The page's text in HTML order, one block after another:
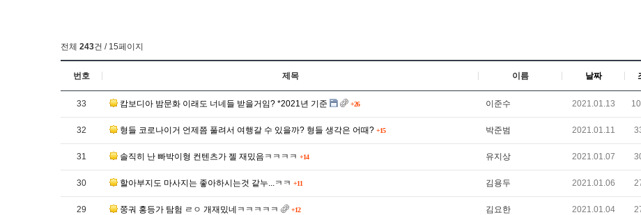
전체 243건 / 15페이지
번호 제목 이름 날짜
33 캄보디아 밤문화 이래도 너네들 받을거임? *2021년 기준 +26 이준수 2021.01.13
32 형들 코로나이거 언제쯤 풀려서 여행갈 수 있을까? 형들 생각은 어때? +15 박준범 2021.01.11
31 솔직히 난 빠박이형 컨텐츠가 젤 재밌음ㅋㅋㅋㅋ +14 유지상 2021.01.07
30 할아부지도 마사지는 좋아하시는것 같누...ㅋㅋ +11 김용두 2021.01.06
29 쭝궈 홍등가 탐험 ㄹㅇ 개재밌네ㅋㅋㅋㅋㅋ +12 김요한 2021.01.04